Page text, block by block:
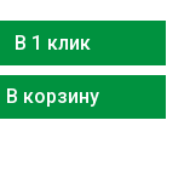
В 1 клик
В корзину